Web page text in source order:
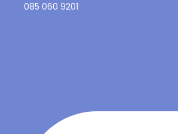
085 060 9201